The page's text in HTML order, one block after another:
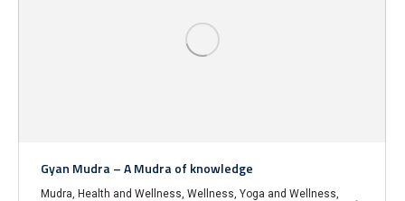
Gyan Mudra – A Mudra of knowledge
Mudra Health and Wellness Wellness Yoga and Wellness